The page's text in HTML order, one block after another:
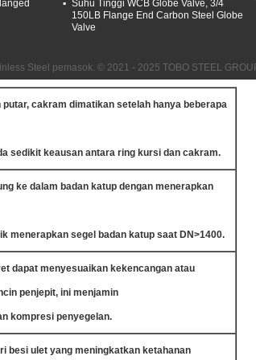
cakram dimatikan setelah hanya beberapa
sedikit keausan antara ring kursi dan cakram.
ke dalam badan katup dengan menerapkan
menerapkan segel badan katup saat DN>1400.
dapat menyesuaikan kekencangan atau
penjepit, ini menjamin
kompresi penyegelan.
besi ulet yang meningkatkan ketahanan
Suhu Tinggi WCB Globe Valve, 3/4 ``
150LB Flange End Carbon Steel Globe
Valve
Steel pemasok. © 2021 - 2025 TOBO STEEL